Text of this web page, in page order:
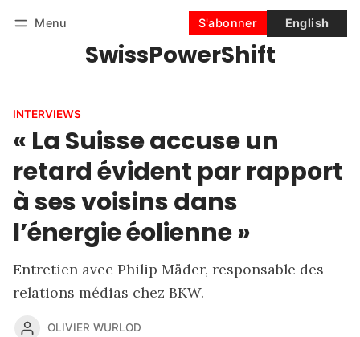
Menu
SwissPowerShift
S'abonner English
Se connecter S'abonner
INTERVIEWS
« La Suisse accuse un
retard évident par rapport
à ses voisins dans
l’énergie éolienne »
Entretien avec Philip Mäder, responsable des
relations médias chez BKW.
OLIVIER WURLOD